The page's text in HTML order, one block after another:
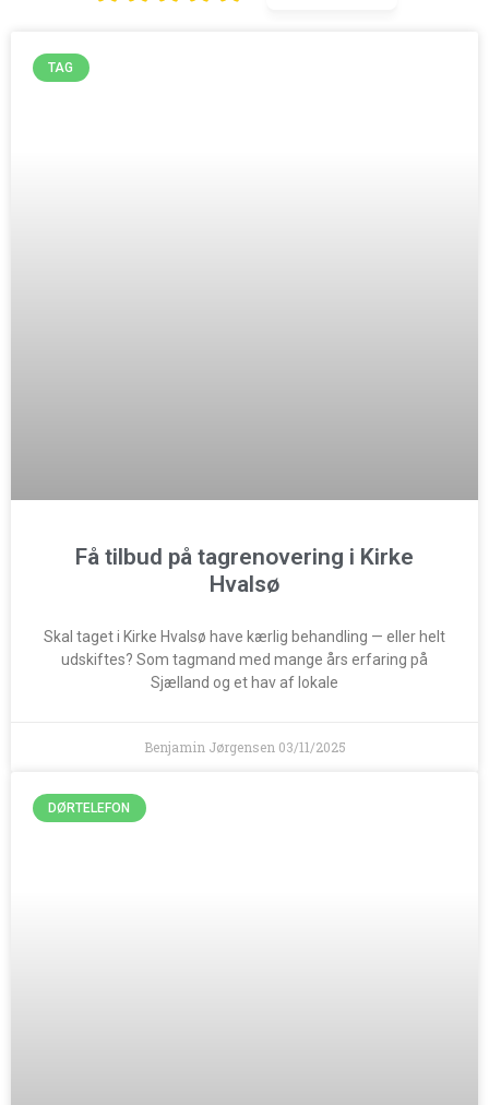
TAG
Få tilbud på tagrenovering i Kirke
Hvalsø
Skal taget i Kirke Hvalsø have kærlig behandling — eller helt
udskiftes? Som tagmand med mange års erfaring på
Sjælland og et hav af lokale
Benjamin Jørgensen 03/11/2025
DØRTELEFON